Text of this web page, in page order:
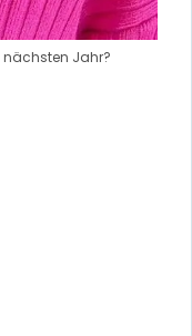
nächsten Jahr?